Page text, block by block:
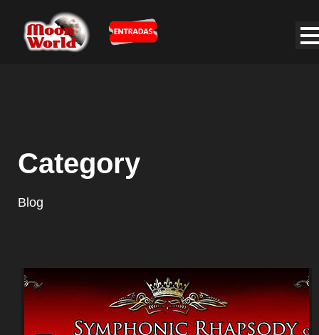
Category
Blog